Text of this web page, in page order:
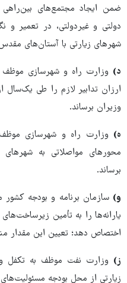
ضمن ایجاد مجتمع‌های
دولتی و غیردولتی، در تعمیر و
شهرهای زیارتی با آستان‌های
د) وزارت راه و شهرسازی
ارزان تدابیر لازم را طی
وزیران برساند.
ه) وزارت راه و شهرسازی
محورهای مواصلاتی به
برساند.
و) سازمان برنامه و بودجه
یارانه‌ها را به تأمین
اختصاص دهد؛ تعیین این مقدار
ز) وزارت نفت موظف به تکفل و
زیارتی از محل بودجه